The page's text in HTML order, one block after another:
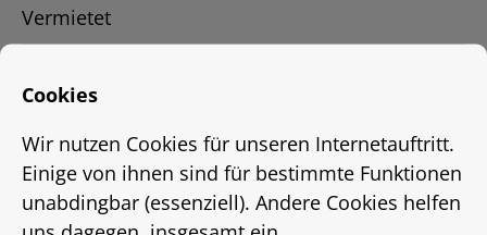
Vermietet
Energieausweistyp
bis
Cookies
Wir nutzen Cookies für unseren Internetauftritt.
Einige von ihnen sind für bestimmte Funktionen
unabdingbar (essenziell). Andere Cookies helfen